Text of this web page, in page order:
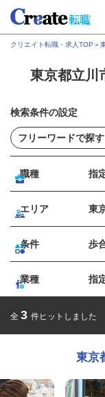
クリエイト転職・求人TOP ＞
東京都立川
検索条件の設定
職種 指
エリア 東
条件 歩
業種 指
全 3 件ヒットしました
東京